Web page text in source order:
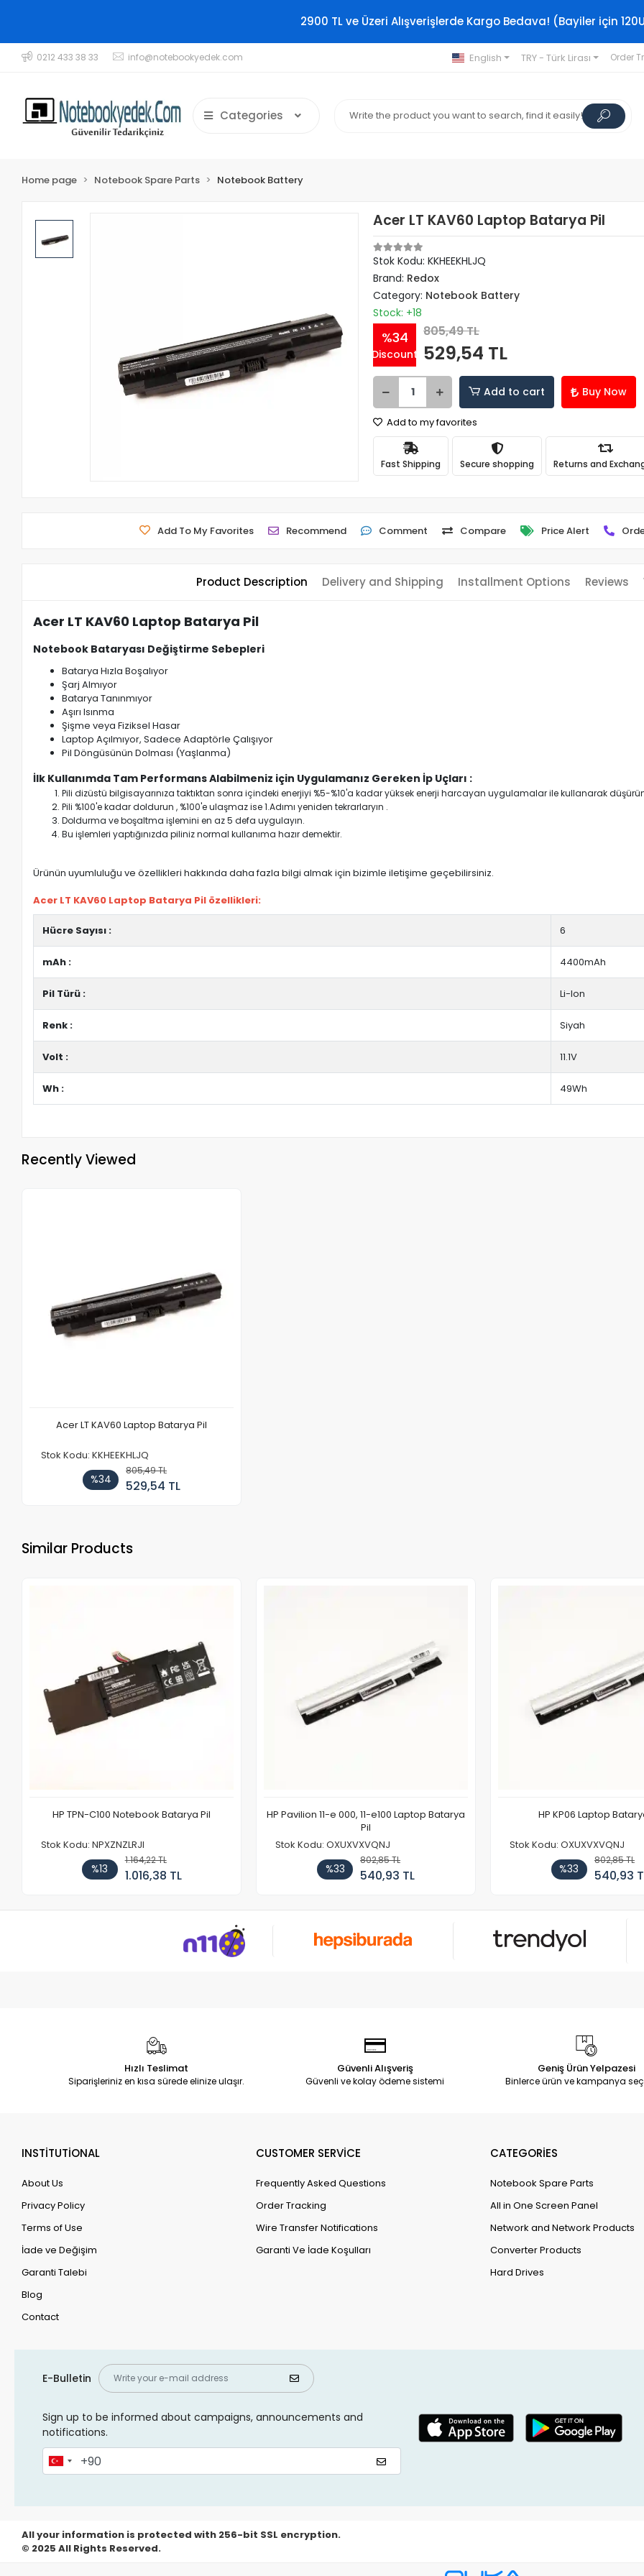
2900 TL ve Üzeri Alışverişlerde Kargo Bedava! (Bayiler için
0212 433 38 33 info@notebookyedek.com English TRY - Türk Lirası Order
Categories
Home page Notebook Spare Parts Notebook Battery
Acer LT KAV60 Laptop Batarya Pil
Stok Kodu: KKHEEKHLJQ
Brand: Redox
Category: Notebook Battery
Stock: +18
%34
Discount
805,49 TL
529,54 TL
Add to cart Buy Now
Add to my favorites
Fast Shipping Secure shopping Returns and
Add To My Favorites Recommend Comment Compare Price Alert
Product Description Delivery and Shipping Installment Options Reviews
Acer LT KAV60 Laptop Batarya Pil
Notebook Bataryası Değiştirme Sebepleri
Batarya Hızla Boşalıyor
Şarj Almıyor
Batarya Tanınmıyor
Aşırı Isınma
Şişme veya Fiziksel Hasar
Laptop Açılmıyor, Sadece Adaptörle Çalışıyor
Pil Döngüsünün Dolması (Yaşlanma)
İlk Kullanımda Tam Performans Alabilmeniz için Uygulamanız Gereken İp Uçları :
Pili dizüstü bilgisayarınıza taktıktan sonra içindeki enerjiyi %5-%10'a kadar yüksek enerji harcayan uygulamalar ile kullanarak
Pili %100'e kadar doldurun , %100'e ulaşmaz ise 1.Adımı yeniden tekrarlaryın .
Doldurma ve boşaltma işlemini en az 5 defa uygulayın.
Bu işlemleri yaptığınızda piliniz normal kullanıma hazır demektir.
Ürünün uyumluluğu ve özellikleri hakkında daha fazla bilgi almak için bizimle iletişime geçebilirsiniz.
Acer LT KAV60 Laptop Batarya Pil özellikleri:
Hücre Sayısı : 6
mAh : 4400mAh
Pil Türü : Li-Ion
Renk : Siyah
Volt : 11.1V
Wh : 49Wh
Recently Viewed
Acer LT KAV60 Laptop Batarya Pil
Stok Kodu: KKHEEKHLJQ
%34
805,49 TL
529,54 TL
Similar Products
HP TPN-C100 Notebook Batarya Pil
Stok Kodu: NPXZNZLRJI
%13
1.164,22 TL
1.016,38 TL
HP Pavilion 11-e 000, 11-e100 Laptop Batarya
Pil
Stok Kodu: OXUXVXVQNJ
%33
802,85 TL
540,93 TL
HP KP06 Laptop
Stok Kodu: OXUXVXVQNJ
%33
802,85 TL
540,93
Hızlı Teslimat
Siparişleriniz en kısa sürede elinize ulaşır.
Güvenli Alışveriş
Güvenli ve kolay ödeme sistemi
Geniş Ürün Yelpazesi
Binlerce ürün ve kampanya
INSTİTUTİONAL
About Us
Privacy Policy
Terms of Use
İade ve Değişim
Garanti Talebi
Blog
Contact
CUSTOMER SERVİCE
Frequently Asked Questions
Order Tracking
Wire Transfer Notifications
Garanti Ve İade Koşulları
CATEGORİES
Notebook Spare Parts
All in One Screen Panel
Network and Network Products
Converter Products
Hard Drives
E-Bulletin
Sign up to be informed about campaigns, announcements and
notifications.
All your information is protected with 256-bit SSL encryption.
© 2025 All Rights Reserved.